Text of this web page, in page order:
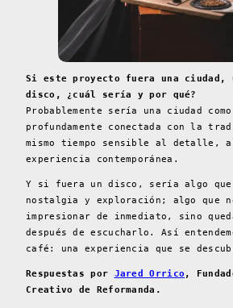
Si este proyecto fuera una ciudad,
disco, ¿cuál sería y por qué?
Probablemente sería una ciudad
profundamente conectada con la
mismo tiempo sensible al detalle,
experiencia contemporánea.
Y si fuera un disco, sería algo que
nostalgia y exploración; algo que
impresionar de inmediato, sino
después de escucharlo. Así
café: una experiencia que se
Respuestas por Jared Orrico ,
Creativo de Reformanda.